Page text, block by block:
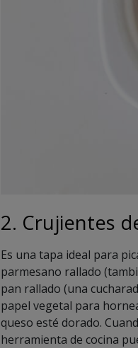
2. Crujientes
Es una tapa ideal para
parmesano rallado
pan rallado (una
papel vegetal para
queso esté dorado.
herramienta de cocina